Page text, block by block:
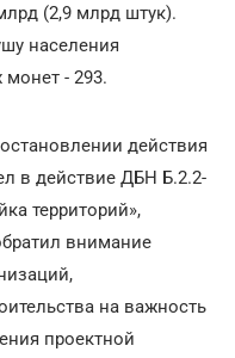
(2,9 млрд штук).
населения
монет - 293.
действия
в действие ДБН Б.2.2-
территорий»,
внимание
на важность
проектной